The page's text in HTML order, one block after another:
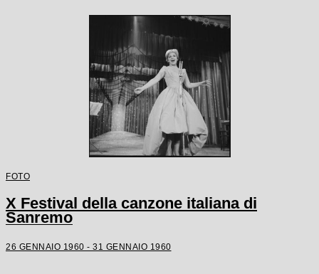
FOTO
X Festival della canzone italiana di
Sanremo
26 GENNAIO 1960 - 31 GENNAIO 1960